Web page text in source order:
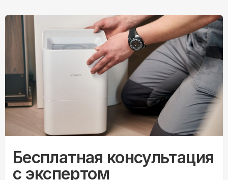
Бесплатная консультация
с экспертом